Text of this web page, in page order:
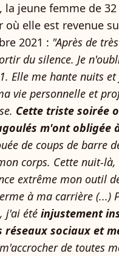
la jeune femme de
où elle est revenue
2021 : "Après de
du silence. Je
Elle me hante nuits
vie personnelle et
Cette triste soirée
m'ont obligée
de coups de barre
corps. Cette nuit-
extrême mon outil
à ma carrière (...)
j'ai été injustement
sociaux et
de toutes